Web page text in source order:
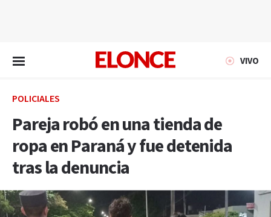
VIVO
POLICIALES
Pareja robó en una tienda de
ropa en Paraná y fue detenida
tras la denuncia